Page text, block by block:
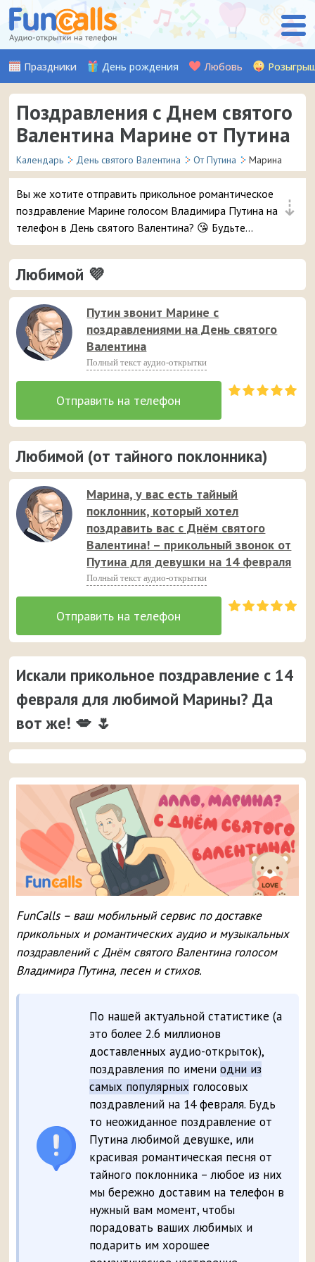
Праздники День рождения Любовь
Поздравления с Днем святого
Валентина Марине от Путина
Календарь День святого Валентина От Путина Марина
⇣
Вы же хотите отправить прикольное романтическое
поздравление Марине голосом Владимира Путина на
телефон в День святого Валентина? 😘 Будьте
уверены, ей точно понравится – и неожиданный
звонок и такое весёлое аудио признание ❤ 👏
Любимой 💜
Путин звонит Марине с
поздравлениями на День святого
Валентина
Полный текст аудио-открытки
Любимой (от тайного поклонника)
Марина, у вас есть тайный
поклонник, который хотел
поздравить вас с Днём святого
Валентина! – прикольный звонок от
Путина для девушки на 14 февраля
Полный текст аудио-открытки
Искали прикольное поздравление с 14
февраля для любимой Марины? Да
вот же! 💋 🌷
FunCalls – ваш мобильный сервис по доставке
прикольных и романтических аудио и музыкальных
поздравлений с Днём святого Валентина голосом
Владимира Путина, песен и стихов.
По нашей актуальной статистике (а
это более 2.6 миллионов
доставленных аудио-открыток),
поздравления по имениодни из
самых популярных голосовых
поздравлений на 14 февраля. Будь
то неожиданное поздравление от
Путина любимой девушке, или
красивая романтическая песня от
тайного поклонника – любое из них
мы бережно доставим на телефон в
нужный вам момент, чтобы
порадовать ваших любимых и
подарить им хорошее